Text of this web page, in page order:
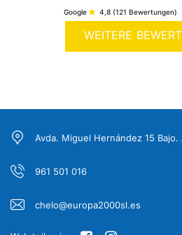
implicación,
Muchísimas gracias
Google 4,8 (121 Bewertungen)
WEITERE
Avda. Miguel Hernández 15 Bajo.
961 501 016
chelo@europa2000sl.es